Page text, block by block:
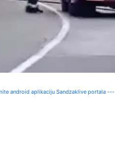
android aplikaciju Sandzaklive portala ---